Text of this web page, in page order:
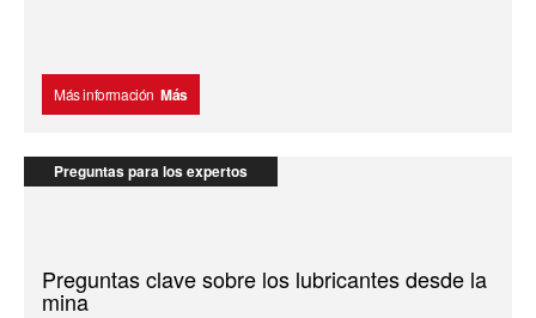
Más información Más
Preguntas para los expertos
Preguntas clave sobre los lubricantes desde la
mina